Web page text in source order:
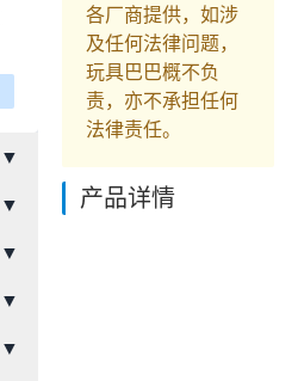
▼
▼
▼
▼
▼
各厂商提供，如涉
及任何法律问题，
玩具巴巴概不负
责，亦不承担任何
法律责任。
产品详情